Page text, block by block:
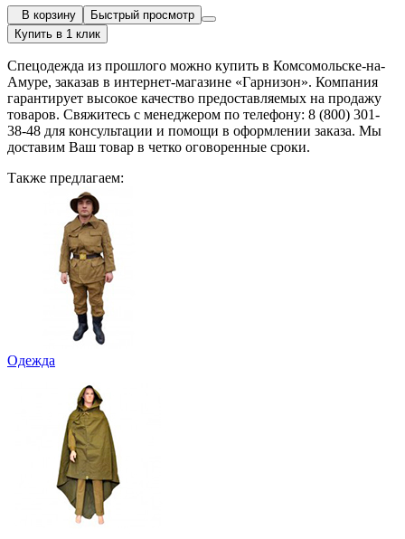
В корзину
Быстрый просмотр
Купить в 1 клик
Спецодежда из прошлого можно купить в Комсомольске-на-
Амуре, заказав в интернет-магазине «Гарнизон». Компания
гарантирует высокое качество предоставляемых на продажу
товаров. Свяжитесь с менеджером по телефону: 8 (800) 301-
38-48 для консультации и помощи в оформлении заказа. Мы
доставим Ваш товар в четко оговоренные сроки.
Также предлагаем:
Одежда